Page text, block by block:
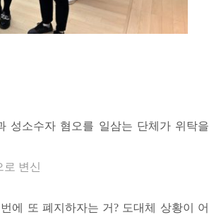
성소수자 혐오를 일삼는 단체가 위탁을
변신
에 또 폐지하자는 거? 도대체 상황이 어